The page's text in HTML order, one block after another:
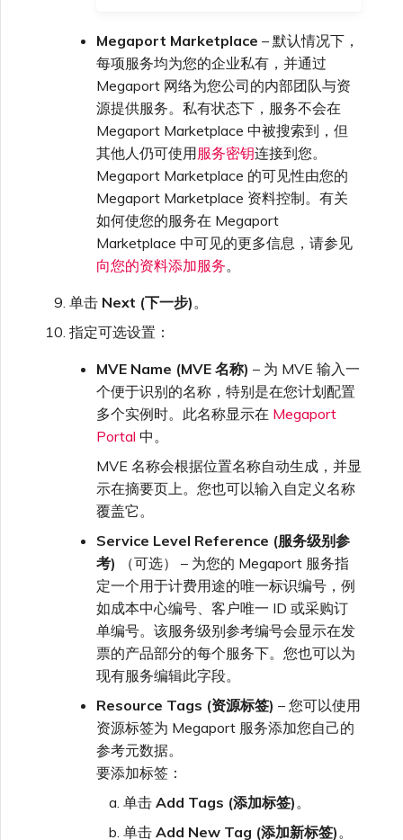
Megaport Marketplace – 默认情况下，
每项服务均为您的企业私有，并通过
Megaport 网络为您公司的内部团队与资
源提供服务。私有状态下，服务不会在
Megaport Marketplace 中被搜索到，但
其他人仍可使用服务密钥连接到您。
Megaport Marketplace 的可见性由您的
Megaport Marketplace 资料控制。有关
如何使您的服务在 Megaport
Marketplace 中可见的更多信息，请参见
向您的资料添加服务。
单击 Next (下一步) 。
指定可选设置：
MVE Name (MVE 名称) – 为 MVE 输入一
个便于识别的名称，特别是在您计划配置
多个实例时。此名称显示在 Megaport
Portal 中。
MVE 名称会根据位置名称自动生成，并显
示在摘要页上。您也可以输入自定义名称
覆盖它。
Service Level Reference (服务级别参
考) （可选） – 为您的 Megaport 服务指
定一个用于计费用途的唯一标识编号，例
如成本中心编号、客户唯一 ID 或采购订
单编号。该服务级别参考编号会显示在发
票的产品部分的每个服务下。您也可以为
现有服务编辑此字段。
Resource Tags (资源标签) – 您可以使用
资源标签为 Megaport 服务添加您自己的
参考元数据。
要添加标签：
单击 Add Tags (添加标签) 。
单击 Add New Tag (添加新标签) 。